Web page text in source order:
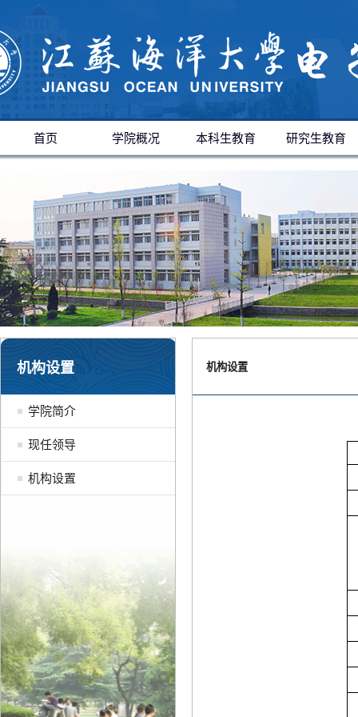
首页 学院概况 本科生教育 研究生教育
机构设置
学院简介
现任领导
机构设置
机构设置